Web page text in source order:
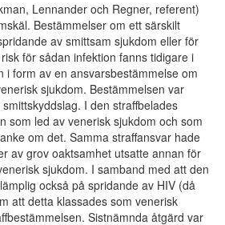
Lennander och Regner, referent)
Bestämmelser om ett särskilt
av smittsam sjukdom eller för
för sådan infektion fanns tidigare i
i form av en ansvarsbestämmelse om
sjukdom. Bestämmelsen var
I den straffbelades
som led av venerisk sjukdom och som
om det. Samma straffansvar hade
av grov oaktsamhet utsatte annan för
sjukdom. I samband med att den
också på spridande av HIV (då
att detta klassades som venerisk
Sistnämnda åtgärd var